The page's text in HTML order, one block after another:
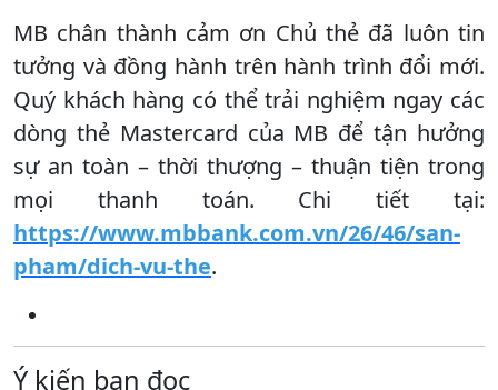
MB chân thành cảm ơn Chủ thẻ đã luôn tin
tưởng và đồng hành trên hành trình đổi mới.
Quý khách hàng có thể trải nghiệm ngay các
dòng thẻ Mastercard của MB để tận hưởng
sự an toàn – thời thượng – thuận tiện trong
mọi thanh toán. Chi tiết tại:
https://www.mbbank.com.vn/26/46/san-
pham/dich-vu-the.
Ý kiến bạn đọc